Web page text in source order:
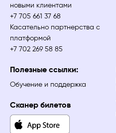
новыми клиентами
+7 705 661 37 68
Касательно партнерства с
платформой
+7 702 269 58 85
Полезные ссылки:
Обучение и поддержка
Сканер билетов